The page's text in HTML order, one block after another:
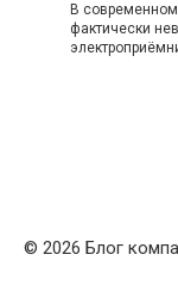
В
фактически
© 2026 Блог